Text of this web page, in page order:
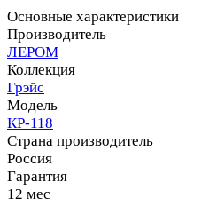
Основные характеристики
Производитель
ЛЕРОМ
Коллекция
Грэйс
Модель
КР-118
Страна производитель
Россия
Гарантия
12 мес